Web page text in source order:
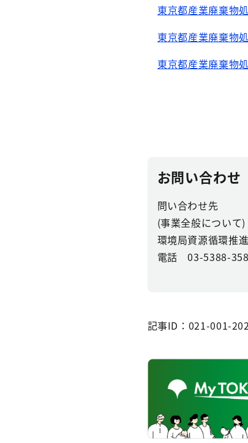
東京都産業廃棄物
東京都産業廃棄物
東京都産業廃棄物
お問い合わせ
問い合わせ先
(事業全般について)
環境局資源循環推
電話 03-5388-
記事ID：021-001-